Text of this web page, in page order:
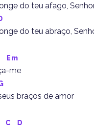
do teu afago,
do teu abraço,
Em
me
braços de amor
C
D